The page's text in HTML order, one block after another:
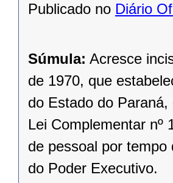
Publicado no Diário
Súmula: Acresce
de 1970, que
do Estado do
Lei Complementar nº
de pessoal por
do Poder Executivo.